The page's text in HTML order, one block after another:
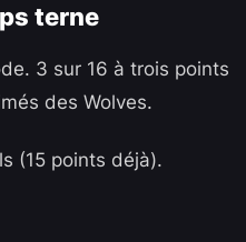
terne
3 sur 16 à trois points
des Wolves.
(15 points déjà).